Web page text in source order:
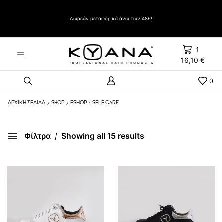
Δωρεάν μεταφορικά άνω των 48€!
1
16,10 €
0
ΑΡΧΙΚΉ ΣΕΛΊΔΑ SHOP ESHOP SELF CARE
Φίλτρα Showing all 15 results